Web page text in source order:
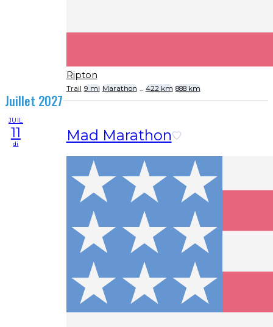
Ripton
Trail 9 mi Marathon ... 422 km 888 km
Juillet 2027
JUIL
11
di Mad Marathon